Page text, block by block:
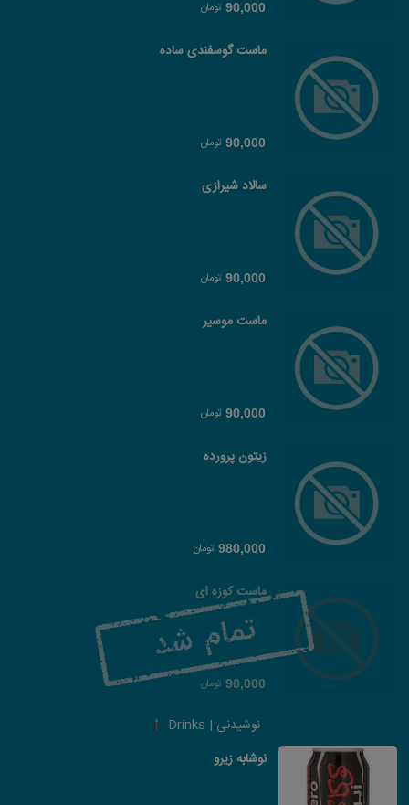
90,000 تومان
ماست گوسفندی ساده
90,000 تومان
سالاد شیرازی
90,000 تومان
ماست موسیر
90,000 تومان
زیتون پرورده
980,000 تومان
ماست کوزه ای
90,000 تومان
نوشیدنی | Drinks
نوشابه زیرو